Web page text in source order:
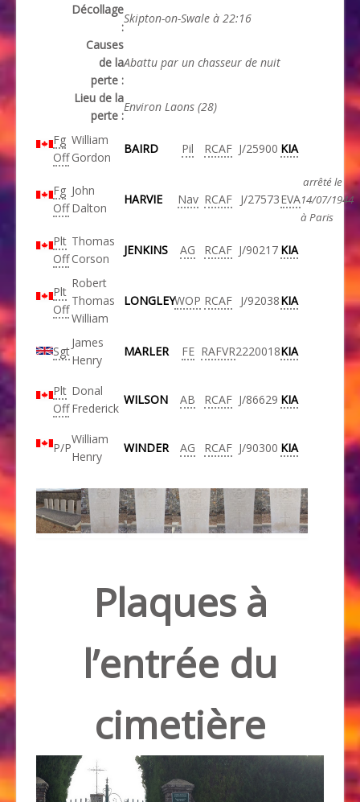
Décollage
:
Skipton-on-Swale à 22:16
Causes
de la
perte :
Abattu par un chasseur de nuit
Lieu de la
perte :
Environ Laons (28)
Fg
Off
William
Gordon
BAIRD Pil RCAF J/25900 KIA
Fg
Off
John
Dalton
HARVIE Nav RCAF J/27573EVA
arrêté le
14/07/1944
à Paris
Plt
Off
Thomas
Corson
JENKINS AG RCAF J/90217 KIA
Plt
Off
Robert
Thomas
William
LONGLEYWOP RCAF J/92038KIA
Sgt
James
Henry
MARLER FE RAFVR2220018KIA
Plt
Off
Donal
Frederick
WILSON AB RCAF J/86629 KIA
P/P
William
Henry
WINDER AG RCAF J/90300 KIA
Plaques à
l’entrée du
cimetière